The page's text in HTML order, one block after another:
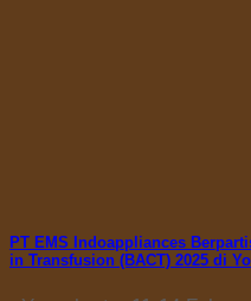
PT EMS Indoappliances
in Transfusion (BACT) 2025 di